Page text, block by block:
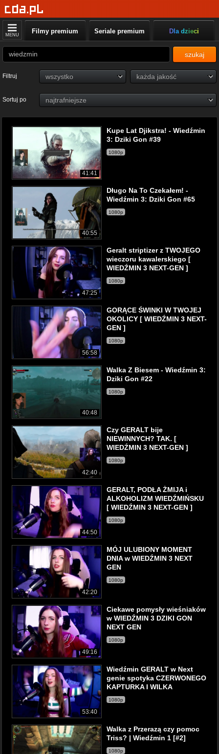
MENU Filmy premium Seriale premium Dla dzieci
szukaj
Filtruj
Sortuj po
41:41
Kupe Lat Djikstra! - Wiedźmin
3: Dziki Gon #39
1080p
40:55
Długo Na To Czekałem! -
Wiedźmin 3: Dziki Gon #65
1080p
47:25
Geralt striptizer z TWOJEGO
wieczoru kawalerskiego [
WIEDŹMIN 3 NEXT-GEN ]
1080p
56:58
GORĄCE ŚWINKI W TWOJEJ
OKOLICY [ WIEDŹMIN 3 NEXT-
GEN ]
1080p
40:48
Walka Z Biesem - Wiedźmin 3:
Dziki Gon #22
1080p
42:40
Czy GERALT bije
NIEWINNYCH? TAK. [
WIEDŹMIN 3 NEXT-GEN ]
1080p
44:50
GERALT, PODŁA ŻMIJA i
ALKOHOLIZM WIEDŹMIŃSKU
[ WIEDŹMIN 3 NEXT-GEN ]
1080p
42:20
MÓJ ULUBIONY MOMENT
DNIA w WIEDŹMIN 3 NEXT
GEN
1080p
49:16
Ciekawe pomysły wieśniaków
w WIEDŹMIN 3 DZIKI GON
NEXT GEN
1080p
53:40
Wiedźmin GERALT w Next
genie spotyka CZERWONEGO
KAPTURKA I WILKA
1080p
Walka z Przerazą czy pomoc
Triss? | Wiedźmin 1 [#2]
1080p